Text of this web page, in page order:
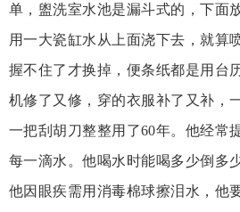
单，盥洗室水池是漏斗式的，下面
用一大瓷缸水从上面浇下去，就算
握不住了才换掉，便条纸都是用台
机修了又修，穿的衣服补了又补，
一把刮胡刀整整用了60年。他经常
每一滴水。他喝水时能喝多少倒多
他因眼疾需用消毒棉球擦泪水，他